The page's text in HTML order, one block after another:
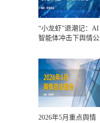
“小龙虾”退潮记：AI
智能体冲击下舆情公
2026年5月重点舆情